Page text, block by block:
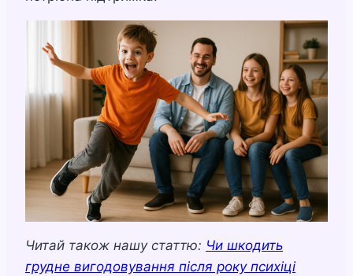
Читай також нашу статтю: Чи шкодить
грудне вигодовування після року психіці